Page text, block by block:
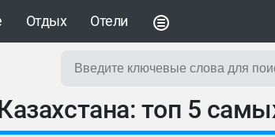
Отдых Отели
топ 5